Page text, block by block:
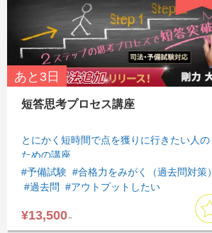
短答思考プロセス講座
とにかく短時間で点を獲りに行きたい人の
ための講座
#予備試験 #合格力をみがく（過去問対策）
#過去問
#アウトプットしたい
#刑事訴訟法
¥13,500 ～
あと 3日